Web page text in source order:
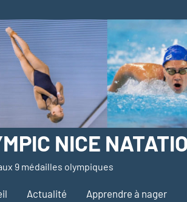
NICE
9 médailles olympiques
Actualité Apprendre à nager